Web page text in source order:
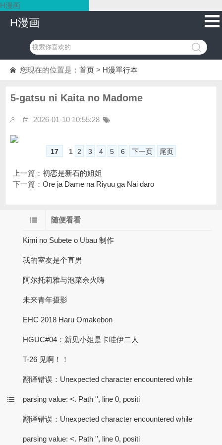
H漫画
H漫画
您现在的位置是： 首页 > H漫單行本
5-gatsu ni Kaita no Madome
2026-01-10 10:55:28
17 1 2 3 4 5 6 下一页 尾页
上一篇： 初恋是新石的姐姐
下一篇： Ore ja Dame na Riyuu ga Nai daro
随便看看
Kimi no Subete o Ubau 制作
我的室友是个直男
阿尔托莉雅与泡菜余火嗨
未来青年摄影
EHC 2018 Haru Omakebon
HGUC#04：新见小姐是卡哇伊二人
T-26 见啊！！
翻译错误：Unexpected character encountered while
parsing value: <. Path '', line 0, positi
翻译错误：Unexpected character encountered while
parsing value: <. Path '', line 0, positi